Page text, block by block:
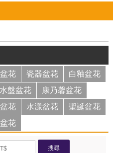
花 瓷器盆花
白釉盆花
水盤盆花
康乃馨盆花
花 水漾盆花
聖誕盆花
花
搜尋